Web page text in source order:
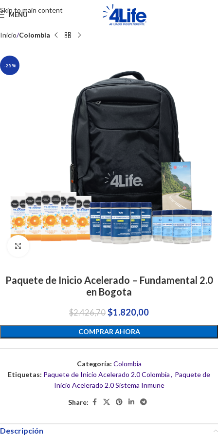
Skip to main content
MENU
Inicio Colombia
-25%
Paquete de Inicio Acelerado – Fundamental 2.0
en Bogota
$2.426,70 $1.820,00
COMPRAR AHORA
Categoría: Colombia
Etiquetas: Paquete de Inicio Acelerado 2.0 Colombia, Paquete de
Inicio Acelerado 2.0 Sistema Inmune
Share:
Descripción